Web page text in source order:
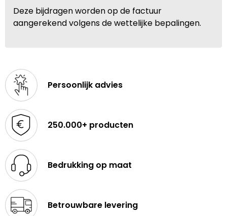
Deze bijdragen worden op de factuur
aangerekend volgens de wettelijke bepalingen.
Persoonlijk advies
250.000+ producten
Bedrukking op maat
Betrouwbare levering